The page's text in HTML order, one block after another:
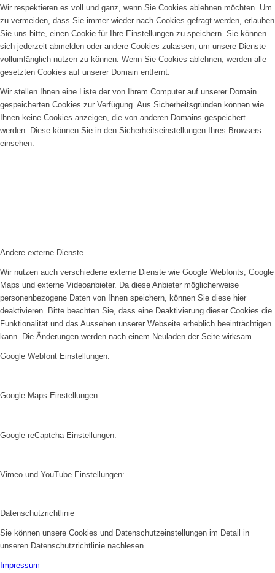
Wir respektieren es voll und ganz, wenn Sie Cookies ablehnen möchten. Um
zu vermeiden, dass Sie immer wieder nach Cookies gefragt werden, erlauben
Sie uns bitte, einen Cookie für Ihre Einstellungen zu speichern. Sie können
sich jederzeit abmelden oder andere Cookies zulassen, um unsere Dienste
vollumfänglich nutzen zu können. Wenn Sie Cookies ablehnen, werden alle
gesetzten Cookies auf unserer Domain entfernt.
Wir stellen Ihnen eine Liste der von Ihrem Computer auf unserer Domain
gespeicherten Cookies zur Verfügung. Aus Sicherheitsgründen können wie
Ihnen keine Cookies anzeigen, die von anderen Domains gespeichert
werden. Diese können Sie in den Sicherheitseinstellungen Ihres Browsers
einsehen.
Andere externe Dienste
Wir nutzen auch verschiedene externe Dienste wie Google Webfonts, Google
Maps und externe Videoanbieter. Da diese Anbieter möglicherweise
personenbezogene Daten von Ihnen speichern, können Sie diese hier
deaktivieren. Bitte beachten Sie, dass eine Deaktivierung dieser Cookies die
Funktionalität und das Aussehen unserer Webseite erheblich beeinträchtigen
kann. Die Änderungen werden nach einem Neuladen der Seite wirksam.
Google Webfont Einstellungen:
Google Maps Einstellungen:
Google reCaptcha Einstellungen:
Vimeo und YouTube Einstellungen:
Datenschutzrichtlinie
Sie können unsere Cookies und Datenschutzeinstellungen im Detail in
unseren Datenschutzrichtlinie nachlesen.
Impressum